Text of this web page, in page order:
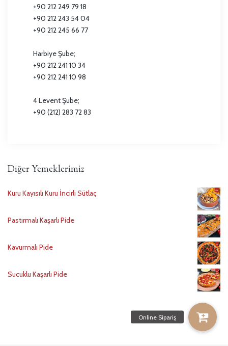
+90 212 249 79 18
+90 212 243 54 04
+90 212 245 66 77
Harbiye Şube;
+90 212 241 10 34
+90 212 241 10 98
4 Levent Şube;
+90 (212) 283 72 83
Diğer Yemeklerimiz
Kuru Kayısılı Kuru İncirli Sütlaç
Pastırmalı Kaşarlı Pide
Kavurmalı Pide
Sucuklu Kaşarlı Pide